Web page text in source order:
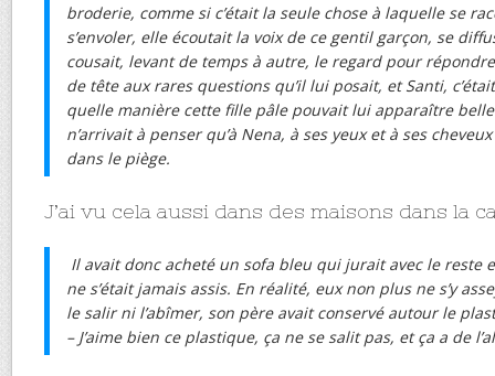
broderie, comme si c’était la seule chose à laquelle se
s’envoler, elle écoutait la voix de ce gentil garçon, se
cousait, levant de temps à autre, le regard pour
de tête aux rares questions qu’il lui posait, et Santi,
quelle manière cette fille pâle pouvait lui apparaître
n’arrivait à penser qu’à Nena, à ses yeux et à ses
dans le piège.
J’ai vu cela aussi dans des maisons dans la
Il avait donc acheté un sofa bleu qui jurait avec le reste
ne s’était jamais assis. En réalité, eux non plus ne s’y
le salir ni l’abîmer, son père avait conservé autour le
– J’aime bien ce plastique, ça ne se salit pas, et ça a de